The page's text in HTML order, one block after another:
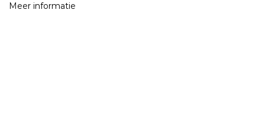
Meer informatie